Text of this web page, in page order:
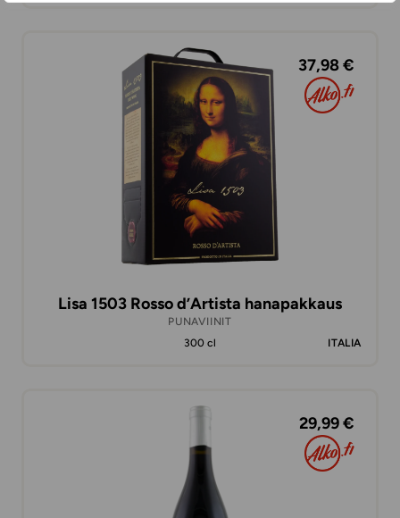
37,98 €
Lisa 1503 Rosso d’Artista hanapakkaus
PUNAVIINIT
300 cl
ITALIA
29,99 €